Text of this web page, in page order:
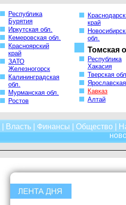
Республика
Бурятия
Иркутская обл.
Кемеровская обл.
Красноярский
край
ЗАТО
Железногорск
Калининградская
обл.
Мурманская обл.
Ростов
край
обл.
Томская
Республика
Хакасия
Тверская
Кавказ
Алтай
Власть| Финансы Общество